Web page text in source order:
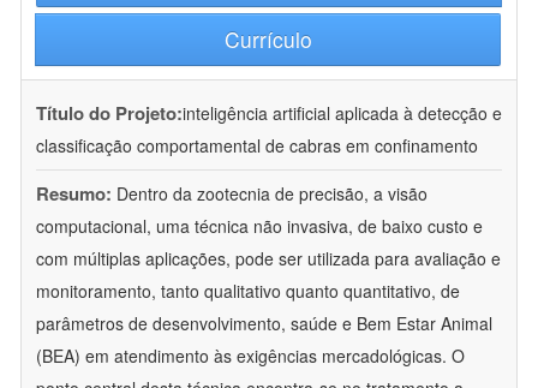
Currículo
Título do Projeto:inteligência artificial aplicada à detecção e
classificação comportamental de cabras em confinamento
Resumo: Dentro da zootecnia de precisão, a visão
computacional, uma técnica não invasiva, de baixo custo e
com múltiplas aplicações, pode ser utilizada para avaliação e
monitoramento, tanto qualitativo quanto quantitativo, de
parâmetros de desenvolvimento, saúde e Bem Estar Animal
(BEA) em atendimento às exigências mercadológicas. O